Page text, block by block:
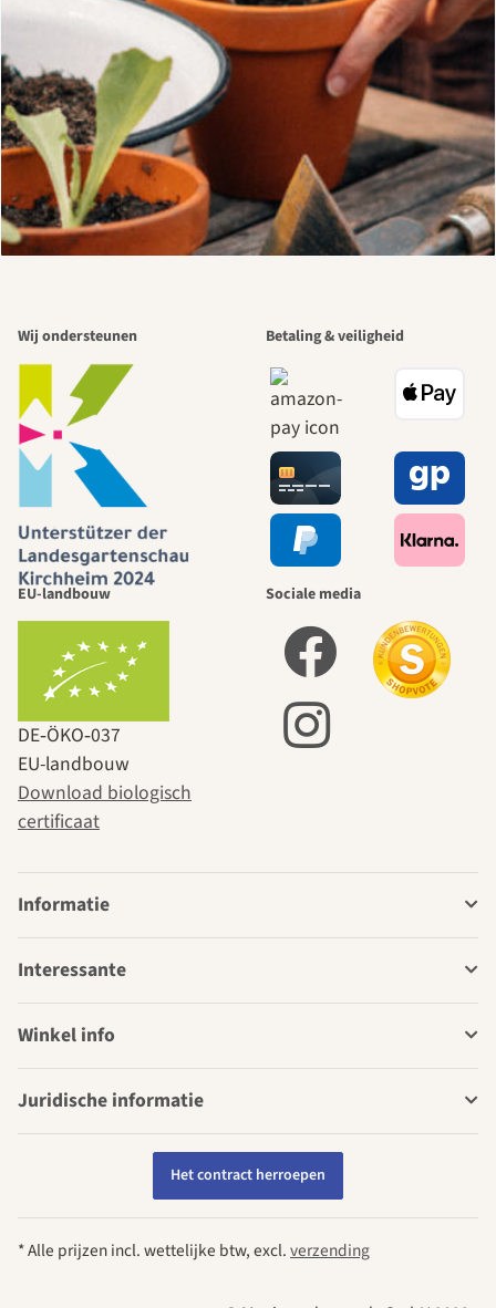
Wij ondersteunen Betaling & veiligheid
EU-landbouw
DE‑ÖKO‑037
EU-landbouw
Download biologisch
certificaat
Sociale media
Informatie
Interessante
Winkel info
Juridische informatie
Het contract herroepen
* Alle prijzen incl. wettelijke btw, excl.verzending